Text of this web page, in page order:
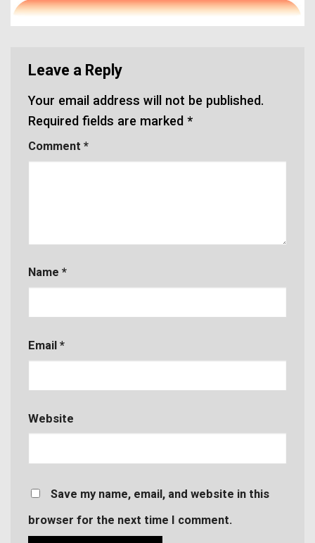
Leave a Reply
Your email address will not be published.
Required fields are marked *
Comment *
Name *
Email *
Website
Save my name, email, and website in this
browser for the next time I comment.